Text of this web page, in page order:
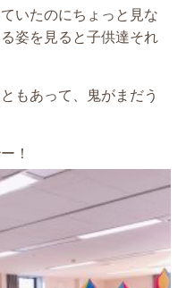
いたのにちょっと見な
姿を見ると子供達それ
もあって、鬼がまだう
！